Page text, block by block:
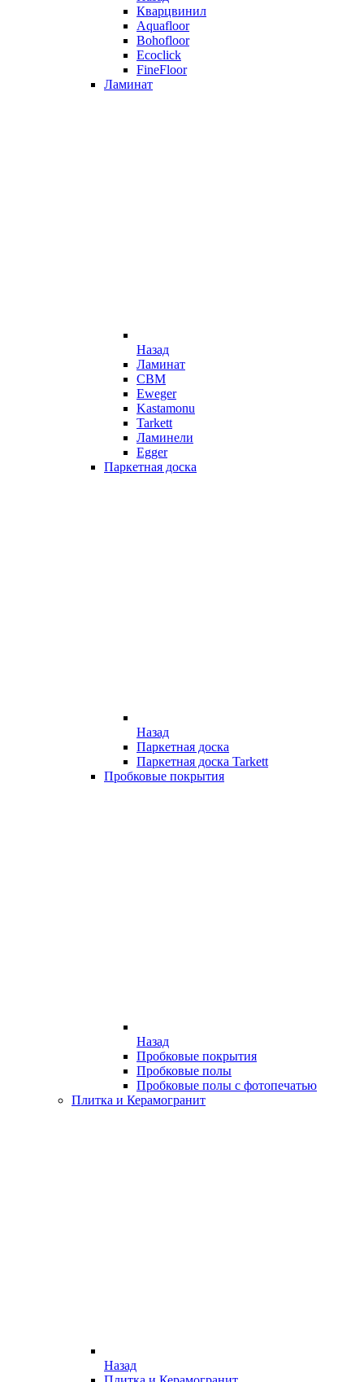
Кварцвинил
Aquafloor
Bohofloor
Ecoclick
FineFloor
Ламинат
Назад
Ламинат
CBM
Eweger
Kastamonu
Tarkett
Ламинели
Egger
Паркетная доска
Назад
Паркетная доска
Паркетная доска Tarkett
Пробковые покрытия
Назад
Пробковые покрытия
Пробковые полы
Пробковые полы с фотопечатью
Плитка и Керамогранит
Назад